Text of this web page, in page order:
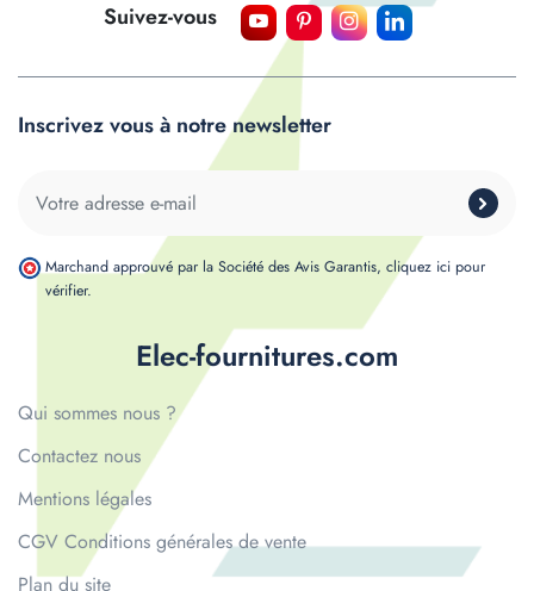
Elec-fournitures.com
Qui sommes nous ?
Contactez nous
Mentions légales
CGV Conditions générales de vente
Plan du site
Suivez-vous
Inscrivez vous à notre newsletter
Marchand approuvé par la Société des Avis Garantis, cliquez ici pour
vérifier.